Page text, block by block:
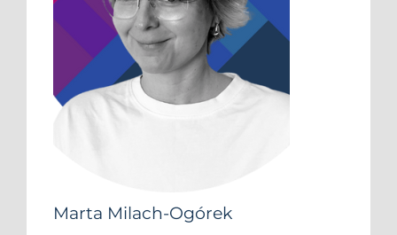
Marta Milach-Ogórek